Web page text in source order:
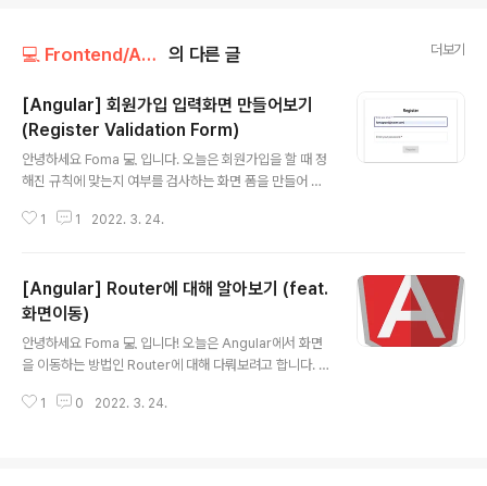
💻 Frontend/Angular 의 다른 글 더보기
[Angular] 회원가입 입력화면 만들어보기
(Register Validation Form)
안녕하세요 Foma 💻 입니다. 오늘은 회원가입을 할 때 정
해진 규칙에 맞는지 여부를 검사하는 화면 폼을 만들어 보
앵귤러에서는 머터리얼 디자인된 UI 컴포넌트들을 제공합
al UI component infrastructure and Material Des
ign components for Angular web applications.
material.angular.io 터미널에 angular material을 설
치해 줍니다. ng add @angular/material 설치가 완료
된 뒤에 몇가지 추가적으로 설치할 건지..
1 1 2022. 3. 24.
[Angular] Router에 대해 알아보기 (feat.
화면이동)
안녕하세요 Foma 💻 입니다! 오늘은 Angular에서 화면
을 이동하는 방법인 Router에 대해 다뤄보려고 합니다. 바
d you like to Angular routing?(너 앵귤러 라우팅 사용
1 0 2022. 3. 24.